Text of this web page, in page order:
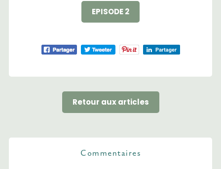
EPISODE 2
Retour aux articles
Commentaires